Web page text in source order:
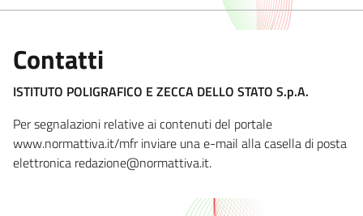
Contatti
ISTITUTO POLIGRAFICO E ZECCA DELLO STATO S.p.A.
Per segnalazioni relative ai contenuti del portale
www.normattiva.it/mfr inviare una e-mail alla casella di posta
elettronica redazione@normattiva.it.